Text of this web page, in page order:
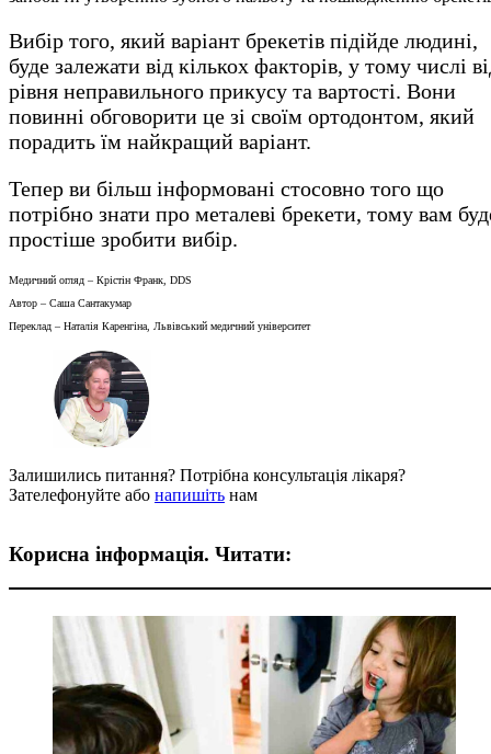
Вибір того, який варіант брекетів підійде людині,
буде залежати від кількох факторів, у тому числі
рівня неправильного прикусу та вартості. Вони
повинні обговорити це зі своїм ортодонтом, який
порадить їм найкращий варіант.
Тепер ви більш інформовані стосовно того що
потрібно знати про металеві брекети, тому вам
простіше зробити вибір.
Медичний огляд – Крістін Франк, DDS
Автор – Саша Сантакумар
Переклад – Наталія Каренгіна, Львівський медичний університет
Залишились питання? Потрібна консультація лікаря?
Зателефонуйте або напишіть нам
Корисна інформація. Читати: